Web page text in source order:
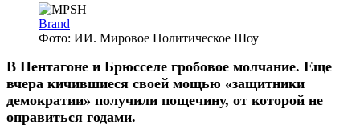
Brand
Фото: ИИ. Мировое Политическое Шоу
В Пентагоне и Брюсселе гробовое молчание. Еще
вчера кичившиеся своей мощью «защитники
демократии» получили пощечину, от которой не
оправиться годами.